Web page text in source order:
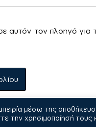
αυτόν τον πλοηγό για
μέσω της
την χρησιμοποίησή τους